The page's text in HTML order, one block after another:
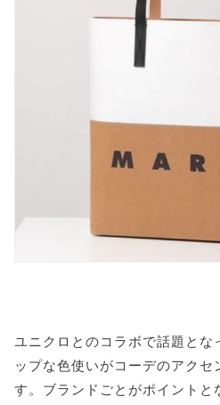
ユニクロとのコラボで話題と
ップな色使いがコーデのアク
す。ブランドごとがポイントと